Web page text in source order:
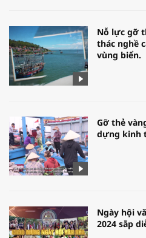
Nỗ lực gỡ
thác nghề
vùng biển.
Gỡ thẻ
dựng kinh
Ngày hội
2024 sắp